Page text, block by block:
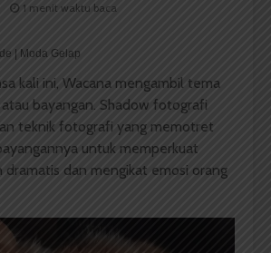
1 menit waktu baca
| Moda Gelap
kali ini, Wacana mengambil tema
bayangan. Shadow fotografi
teknik fotografi yang memotret
untuk memperkuat
dramatis dan mengikat emosi orang